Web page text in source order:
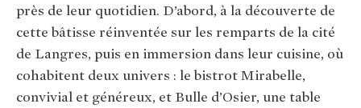
près de leur quotidien. D’abord, à la découverte de
cette bâtisse réinventée sur les remparts de la cité
de Langres, puis en immersion dans leur cuisine, où
cohabitent deux univers : le bistrot Mirabelle,
convivial et généreux, et Bulle d’Osier, une table